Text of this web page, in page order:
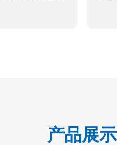
产品展示